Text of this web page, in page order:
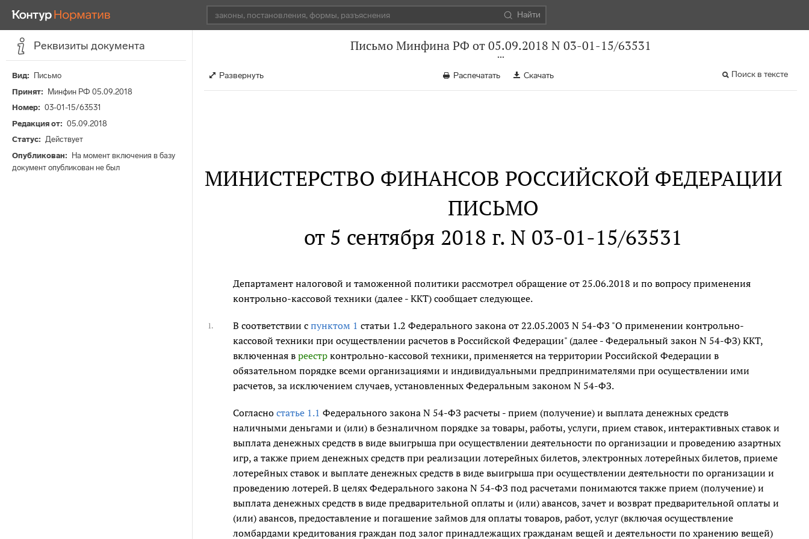
Найти
Реквизиты документа
Вид
Письмо
Принят
Минфин РФ 05.09.2018
Номер
03-01-15/63531
Редакция от
05.09.2018
Статус
Действует
Опубликован
На момент включения в базу
документ опубликован не был
Письмо Минфина РФ от 05.09.2018 N 03-01-15/63531
Развернуть Распечатать Скачать Поиск в тексте
МИНИСТЕРСТВО ФИНАНСОВ РОССИЙСКОЙ ФЕДЕРАЦИИ
ПИСЬМО
от 5 сентября 2018 г. N 03-01-15/63531
Департамент налоговой и таможенной политики рассмотрел обращение от 25.06.2018 и по вопросу применения
контрольно-кассовой техники (далее - ККТ) сообщает следующее.
1. В соответствии спунктом 1 статьи 1.2 Федерального закона от 22.05.2003 N 54-ФЗ "О применении контрольно-
кассовой техники при осуществлении расчетов в Российской Федерации" (далее - Федеральный закон N 54-ФЗ) ККТ,
включенная вреестр контрольно-кассовой техники, применяется на территории Российской Федерации в
обязательном порядке всеми организациями и индивидуальными предпринимателями при осуществлении ими
расчетов, за исключением случаев, установленных Федеральным законом N 54-ФЗ.
Согласностатье 1.1 Федерального закона N 54-ФЗ расчеты - прием (получение) и выплата денежных средств
наличными деньгами и (или) в безналичном порядке за товары, работы, услуги, прием ставок, интерактивных ставок и
выплата денежных средств в виде выигрыша при осуществлении деятельности по организации и проведению азартных
игр, а также прием денежных средств при реализации лотерейных билетов, электронных лотерейных билетов, приеме
лотерейных ставок и выплате денежных средств в виде выигрыша при осуществлении деятельности по организации и
проведению лотерей. В целях Федерального закона N 54-ФЗ под расчетами понимаются также прием (получение) и
выплата денежных средств в виде предварительной оплаты и (или) авансов, зачет и возврат предварительной оплаты и
(или) авансов, предоставление и погашение займов для оплаты товаров, работ, услуг (включая осуществление
ломбардами кредитования граждан под залог принадлежащих гражданам вещей и деятельности по хранению вещей)